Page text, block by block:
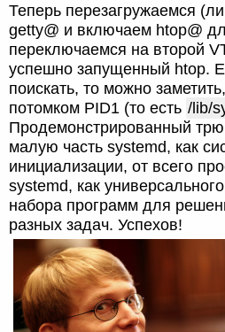
Теперь перезагружаемся
getty@ и включаем htop@
переключаемся на второй
успешно запущенный htop.
поискать, то можно
потомком PID1 (то есть /lib/
Продемонстрированный
малую часть systemd, как
инициализации, от всего
systemd, как универсального
набора программ для
разных задач. Успехов!